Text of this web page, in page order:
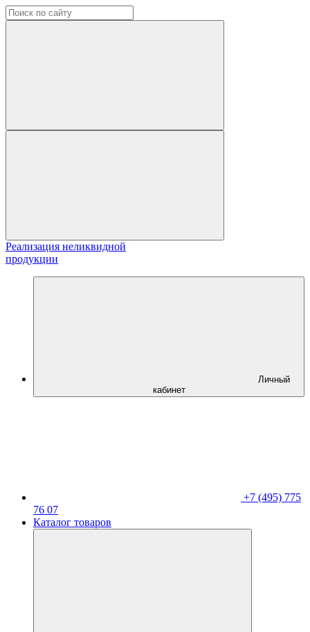
Реализация неликвидной
продукции
Личный
кабинет
+7 (495) 775
76 07
Каталог товаров